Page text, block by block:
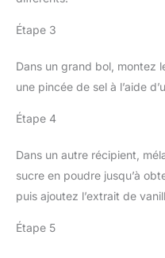
Étape 3
Dans un grand bol, montez
une pincée de sel à l’aide
Étape 4
Dans un autre récipient,
sucre en poudre jusqu’à
puis ajoutez l’extrait de
Étape 5